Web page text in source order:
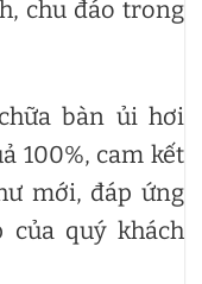
chu đáo trong
bàn ủi hơi
100%, cam kết
mới, đáp ứng
của quý khách